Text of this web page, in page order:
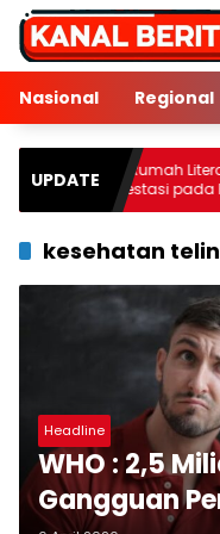
Langsung
konten
Nasional
Regional
UPDATE
Rumah Literasi
Prestasi pada Peringatan
di Kecamatan Medan
kesehatan
Headline
WHO : 2,5
Gangguan